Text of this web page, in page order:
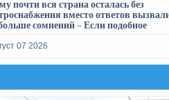
почти вся страна осталась без
вместо ответов
сомнений – Если подобное
население?
07 2026